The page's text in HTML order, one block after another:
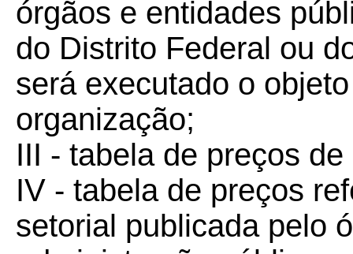
órgãos e entidades
do Distrito Federal ou
será executado o
organização;
III - tabela de preços
IV - tabela de preços
setorial publicada pelo